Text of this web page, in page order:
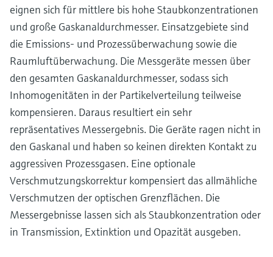
eignen sich für mittlere bis hohe Staubkonzentrationen
und große Gaskanaldurchmesser. Einsatzgebiete sind
die Emissions- und Prozessüberwachung sowie die
Raumluftüberwachung. Die Messgeräte messen über
den gesamten Gaskanaldurchmesser, sodass sich
Inhomogenitäten in der Partikelverteilung teilweise
kompensieren. Daraus resultiert ein sehr
repräsentatives Messergebnis. Die Geräte ragen nicht in
den Gaskanal und haben so keinen direkten Kontakt zu
aggressiven Prozessgasen. Eine optionale
Verschmutzungskorrektur kompensiert das allmähliche
Verschmutzen der optischen Grenzflächen. Die
Messergebnisse lassen sich als Staubkonzentration oder
in Transmission, Extinktion und Opazität ausgeben.